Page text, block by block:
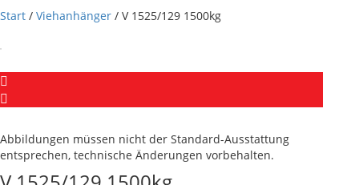
Start / Viehanhänger / V 1525/129 1500kg
Abbildungen müssen nicht der Standard-Ausstattung
entsprechen, technische Änderungen vorbehalten.